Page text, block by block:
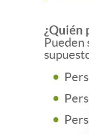
¿Quién
Pueden